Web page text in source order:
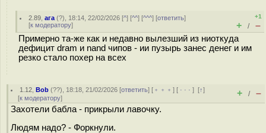
2.89 ,ага (?), 18:14, 22/02/2026 [^] [^^] [^^^] [ответить]
[к модератору]
+1
+ / –
Примерно та-же как и недавно вылезший из ниоткуда
дефицит dram и nand чипов - ии пузырь занес денег и им
резко стало похер на всех
1.12 ,Bob (??), 18:18, 21/02/2026 [ответить] [ ﹢﹢﹢] [ · · ·][↑]
[к модератору] + / –
Захотели бабла - прикрыли лавочку.
Людям надо? - Форкнули.